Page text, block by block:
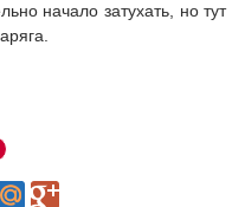
начало затухать, но